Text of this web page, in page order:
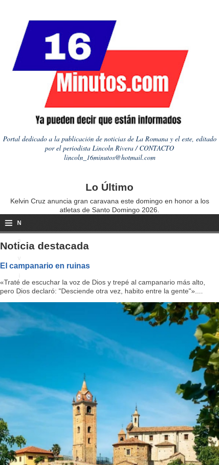
Portal dedicado a la publicación de noticias de La Romana y el este, editado
por el periodista Lincoln Rivera / CONTACTO
lincoln_16minutos@hotmail.com
Lo Último
Kelvin Cruz anuncia gran caravana este domingo en honor a los
atletas de Santo Domingo 2026.
≡ N
a
g
a
ti
Noticia destacada
El campanario en ruinas
«Traté de escuchar la voz de Dios y trepé al campanario más alto,
pero Dios declaró: "Desciende otra vez, habito entre la gente"»....